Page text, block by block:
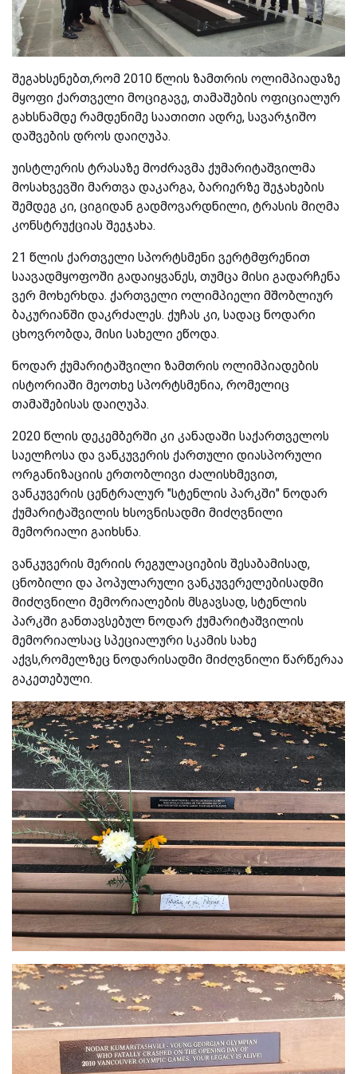
შეგახსენებთ,რომ 2010 წლის ზამთრის ოლიმპიადაზე
მყოფი ქართველი მოციგავე, თამაშების ოფიციალურ
გახსნამდე რამდენიმე საათითი ადრე, სავარჯიშო
დაშვების დროს დაიღუპა.
უისტლერის ტრასაზე მოძრავმა ქუმარიტაშვილმა
მოსახვევში მართვა დაკარგა, ბარიერზე შეჯახების
შემდეგ კი, ციგიდან გადმოვარდნილი, ტრასის მიღმა
კონსტრუქციას შეეჯახა.
21 წლის ქართველი სპორტსმენი ვერტმფრენით
საავადმყოფოში გადაიყვანეს, თუმცა მისი გადარჩენა
ვერ მოხერხდა. ქართველი ოლიმპიელი მშობლიურ
ბაკურიანში დაკრძალეს. ქუჩას კი, სადაც ნოდარი
ცხოვრობდა, მისი სახელი ეწოდა.
ნოდარ ქუმარიტაშვილი ზამთრის ოლიმპიადების
ისტორიაში მეოთხე სპორტსმენია, რომელიც
თამაშებისას დაიღუპა.
2020 წლის დეკემბერში კი კანადაში საქართველოს
საელჩოსა და ვანკუვერის ქართული დიასპორული
ორგანიზაციის ერთობლივი ძალისხმევით,
ვანკუვერის ცენტრალურ "სტენლის პარკში" ნოდარ
ქუმარიტაშვილის ხსოვნისადმი მიძღვნილი
მემორიალი გაიხსნა.
ვანკუვერის მერიის რეგულაციების შესაბამისად,
ცნობილი და პოპულარული ვანკუვერელებისადმი
მიძღვნილი მემორიალების მსგავსად, სტენლის
პარკში განთავსებულ ნოდარ ქუმარიტაშვილის
მემორიალსაც სპეციალური სკამის სახე
აქვს,რომელზეც ნოდარისადმი მიძღვნილი წარწერაა
გაკეთებული.